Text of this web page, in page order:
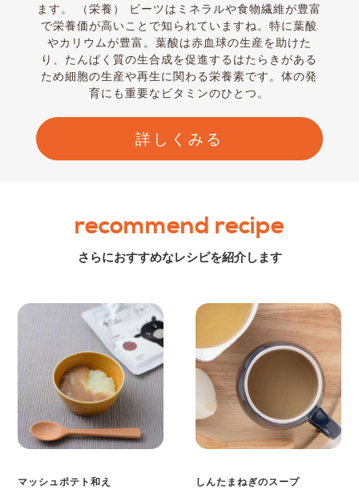
ます。 （栄養） ビーツはミネラルや食物繊維が豊富
で栄養価が高いことで知られていますね。特に葉酸
やカリウムが豊富。葉酸は赤血球の生産を助けた
り、たんぱく質の生合成を促進するはたらきがある
ため細胞の生産や再生に関わる栄養素です。体の発
育にも重要なビタミンのひとつ。
詳しくみる
recommend recipe
さらにおすすめなレシピを紹介します
マッシュポテト和え しんたまねぎのスープ